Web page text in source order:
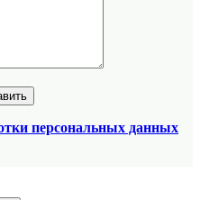
персональных данных